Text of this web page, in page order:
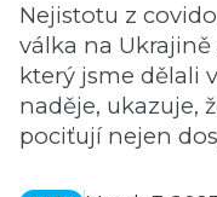
Nejistotu z
válka na Ukrajině
který jsme dělali
naděje, ukazuje,
pociťují nejen